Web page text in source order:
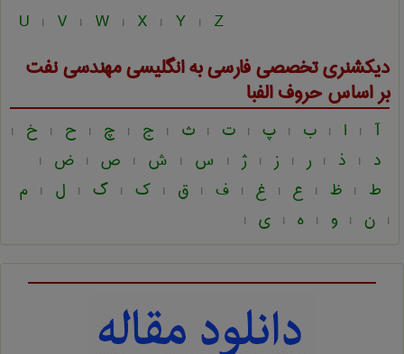
U | V | W | X | Y | Z
دیکشنری تخصصی فارسی به انگلیسیمهندسی نفت
بر اساس حروف الفبا
آ | ا | ب | پ | ت | ث | ج | چ | ح | خ |
د | ذ | ر | ز | ژ | س | ش | ص | ض |
ط | ظ | ع | غ | ف | ق | ک | گ | ل | م
| ن | و | ه | ی |